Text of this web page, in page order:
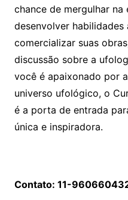
chance de mergulhar
desenvolver
comercializar suas
discussão sobre a
você é apaixonado por
universo ufológico, o
é a porta de entrada
única e inspiradora.
Contato: 11-